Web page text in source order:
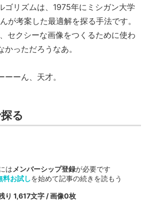
ゴリズムは、1975年にミシガン大学
が考案した最適解を探る手法です。
セクシーな画像をつくるために使わ
っただろうなあ。
ーーん、天才。
る
は メンバーシップ登録が必要です
料お試しを始めて記事の続きを読もう
り 1,617文字 / 画像0枚